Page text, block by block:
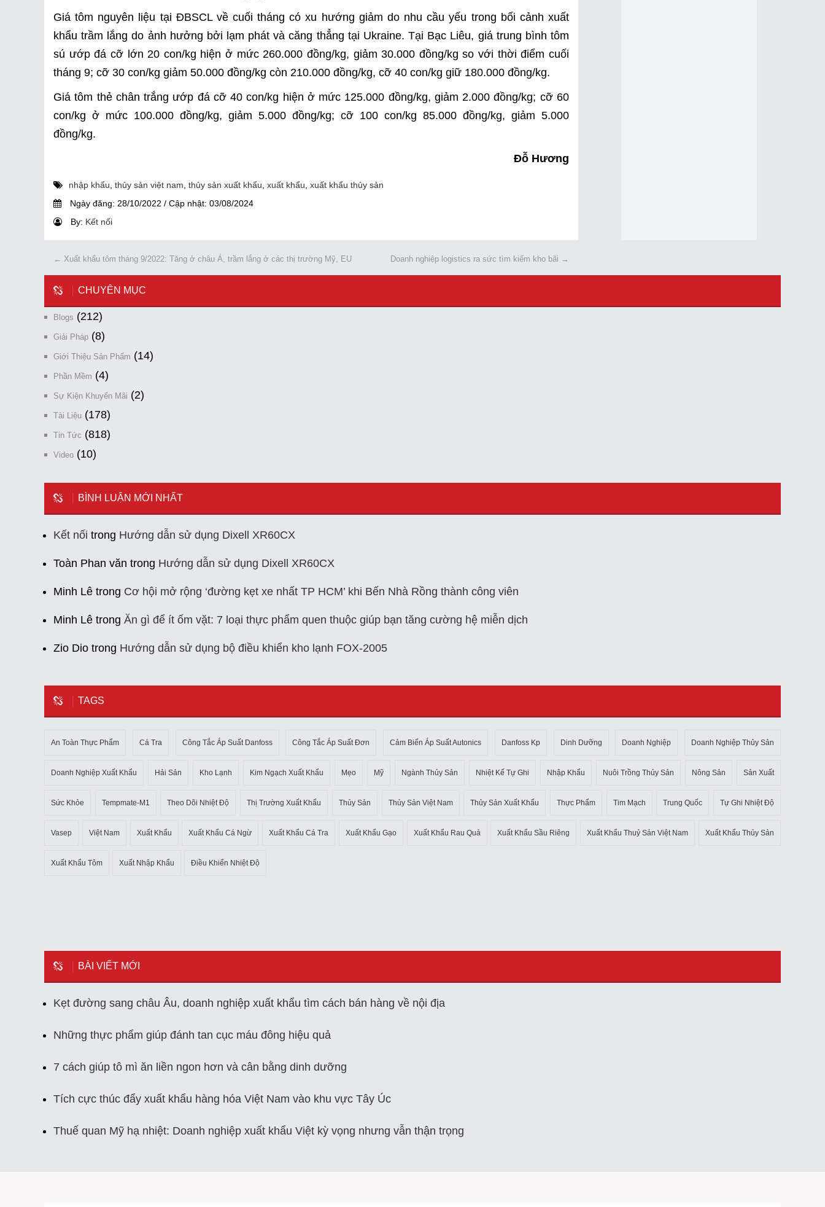
Giá tôm nguyên liệu tại ĐBSCL về cuối tháng có xu hướng giảm do nhu cầu yếu trong bối cảnh xuất
khẩu trầm lắng do ảnh hưởng bởi lạm phát và căng thẳng tại Ukraine. Tại Bạc Liêu, giá trung bình tôm
sú ướp đá cỡ lớn 20 con/kg hiện ở mức 260.000 đồng/kg, giảm 30.000 đồng/kg so với thời điểm cuối
tháng 9; cỡ 30 con/kg giảm 50.000 đồng/kg còn 210.000 đồng/kg, cỡ 40 con/kg giữ 180.000 đồng/kg.
Giá tôm thẻ chân trắng ướp đá cỡ 40 con/kg hiện ở mức 125.000 đồng/kg, giảm 2.000 đồng/kg; cỡ 60
con/kg ở mức 100.000 đồng/kg, giảm 5.000 đồng/kg; cỡ 100 con/kg 85.000 đồng/kg, giảm 5.000
đồng/kg.
Đỗ Hương
nhập khẩu, thủy sản việt nam, thủy sản xuất khẩu, xuất khẩu, xuất khẩu thủy sản
Ngày đăng: 28/10/2022 / Cập nhật: 03/08/2024
By: Kết nối
← Xuất khẩu tôm tháng 9/2022: Tăng ở châu Á, trầm lắng ở các thị trường Mỹ, EU Doanh nghiệp logistics ra sức tìm kiếm kho bãi →
CHUYÊN MỤC
Blogs (212)
Giải Pháp (8)
Giới Thiệu Sản Phẩm (14)
Phần Mềm (4)
Sự Kiện Khuyến Mãi (2)
Tài Liệu (178)
Tin Tức (818)
Video (10)
BÌNH LUẬN MỚI NHẤT
Kết nối trong Hướng dẫn sử dụng Dixell XR60CX
Toàn Phan văn trong Hướng dẫn sử dụng Dixell XR60CX
Minh Lê trong Cơ hội mở rộng ‘đường kẹt xe nhất TP HCM’ khi Bến Nhà Rồng thành công viên
Minh Lê trong Ăn gì để ít ốm vặt: 7 loại thực phẩm quen thuộc giúp bạn tăng cường hệ miễn dịch
Zio Dio trong Hướng dẫn sử dụng bộ điều khiển kho lạnh FOX-2005
TAGS
An Toàn Thực Phẩm Cá Tra Công Tắc Áp Suất Danfoss Công Tắc Áp Suất Đơn Cảm Biến Áp Suất Autonics Danfoss Kp Dinh Dưỡng Doanh Nghiệp Doanh Nghiệp Thủy Sản
Doanh Nghiệp Xuất Khẩu Hải Sản Kho Lạnh Kim Ngạch Xuất Khẩu Mẹo Mỹ Ngành Thủy Sản Nhiệt Kế Tự Ghi Nhập Khẩu Nuôi Trồng Thủy Sản Nông Sản Sản Xuất
Sức Khỏe Tempmate-M1 Theo Dõi Nhiệt Độ Thị Trường Xuất Khẩu Thủy Sản Thủy Sản Việt Nam Thủy Sản Xuất Khẩu Thực Phẩm Tim Mạch Trung Quốc Tự Ghi Nhiệt Độ
Vasep Việt Nam Xuất Khẩu Xuất Khẩu Cá Ngừ Xuất Khẩu Cá Tra Xuất Khẩu Gạo Xuất Khẩu Rau Quả Xuất Khẩu Sầu Riêng Xuất Khẩu Thuỷ Sản Việt Nam Xuất Khẩu Thủy Sản
Xuất Khẩu Tôm Xuất Nhập Khẩu Điều Khiển Nhiệt Độ
BÀI VIẾT MỚI
Kẹt đường sang châu Âu, doanh nghiệp xuất khẩu tìm cách bán hàng về nội địa
Những thực phẩm giúp đánh tan cục máu đông hiệu quả
7 cách giúp tô mì ăn liền ngon hơn và cân bằng dinh dưỡng
Tích cực thúc đẩy xuất khẩu hàng hóa Việt Nam vào khu vực Tây Úc
Thuế quan Mỹ hạ nhiệt: Doanh nghiệp xuất khẩu Việt kỳ vọng nhưng vẫn thận trọng